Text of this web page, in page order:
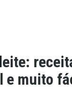
e muito